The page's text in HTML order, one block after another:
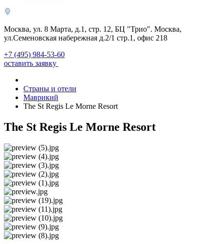
Москва, ул. 8 Марта, д.1, стр. 12, БЦ "Трио". Москва,
ул.Семеновская набережная д.2/1 стр.1, офис 218
+7 (495) 984-53-60
оставить заявку
Страны и отели
Маврикий
The St Regis Le Morne Resort
The St Regis Le Morne Resort